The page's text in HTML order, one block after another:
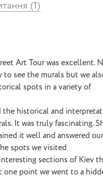
(1)
Art Tour was excellent.
see the murals but we
spots in a variety of
the historical and
It was truly fascinating.
it well and answered our
spots we visited
sections of Kiev
one point we went to a